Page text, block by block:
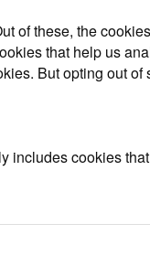
these, the
that help us
But opting out
cookies
to collect user